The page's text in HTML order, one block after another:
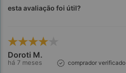
esta avaliação foi útil?
Doroti M.
há 7 meses comprador verificado